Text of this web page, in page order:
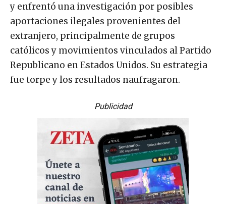
y enfrentó una investigación por posibles
aportaciones ilegales provenientes del
extranjero, principalmente de grupos
católicos y movimientos vinculados al Partido
Republicano en Estados Unidos. Su estrategia
fue torpe y los resultados naufragaron.
Publicidad